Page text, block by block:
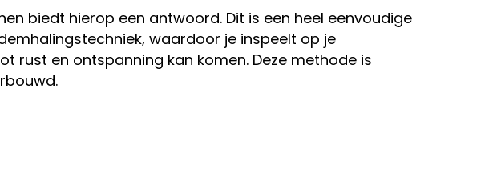
biedt hierop een antwoord. Dit is een heel eenvoudige
waardoor je inspeelt op je
rust en ontspanning kan komen. Deze methode is